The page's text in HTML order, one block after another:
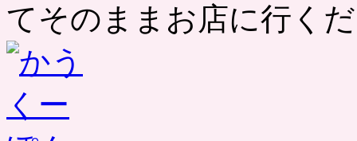
てそのままお店に行く